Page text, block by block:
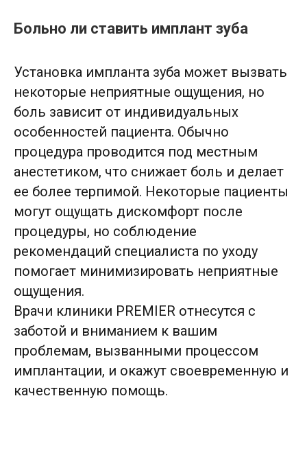
Больно ли ставить имплант зуба
Установка импланта зуба может вызвать
некоторые неприятные ощущения, но
боль зависит от индивидуальных
особенностей пациента. Обычно
процедура проводится под местным
анестетиком, что снижает боль и делает
ее более терпимой. Некоторые пациенты
могут ощущать дискомфорт после
процедуры, но соблюдение
рекомендаций специалиста по уходу
помогает минимизировать неприятные
ощущения.
Врачи клиники PREMIER отнесутся с
заботой и вниманием к вашим
проблемам, вызванными процессом
имплантации, и окажут своевременную и
качественную помощь.
Имплантация зуба Straumann 76 000 ₽
Установка импланта Dentium
Установка импланта Impro
Акция.Установка импланта
Osstem + коронка 55 000 ₽
от 48 000 ₽